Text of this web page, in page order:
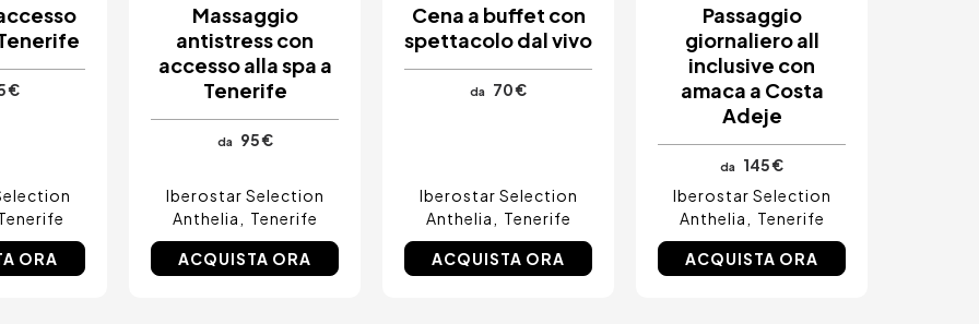
€
ORA
Massaggio
antistress con
accesso alla spa a
Tenerife
da 95 €
Iberostar Selection
Anthelia
Tenerife
ACQUISTA ORA
Cena a buffet con
spettacolo dal vivo
da 70 €
Iberostar Selection
Anthelia
Tenerife
ACQUISTA ORA
Passaggio
giornaliero all
inclusive con
amaca a Costa
Adeje
da
145 €
Iberostar Selection
Anthelia
Tenerife
ACQUISTA ORA